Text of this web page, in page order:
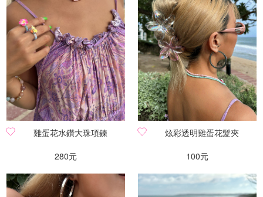
雞蛋花水鑽大珠項鍊
280元
炫彩透明雞蛋花髮夾
100元